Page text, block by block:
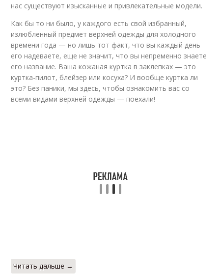
нас существуют изысканные и привлекательные модели.
Как бы то ни было, у каждого есть свой избранный,
излюбленный предмет верхней одежды для холодного
времени года — но лишь тот факт, что вы каждый день
его надеваете, еще не значит, что вы непременно знаете
его название. Ваша кожаная куртка в заклепках — это
куртка-пилот, блейзер или косуха? И вообще куртка ли
это? Без паники, мы здесь, чтобы ознакомить вас со
всеми видами верхней одежды — поехали!
Читать дальше →